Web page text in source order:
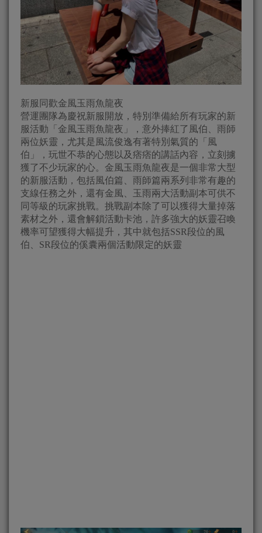
新服同歡金風玉雨魚龍夜
營運團隊為慶祝新服開放，特別準備給所有玩家的新
服活動「金風玉雨魚龍夜」，意外捧紅了風伯、雨師
兩位妖靈，尤其是風流俊逸有著特別氣質的「風
伯」，玩世不恭的心態以及痞痞的講話內容，立刻擄
獲了不少玩家的心。金風玉雨魚龍夜是一個非常大型
的新服活動，包括風伯篇、雨師篇兩系列非常有趣的
支線任務之外，還有金風、玉雨兩大活動副本可供不
同等級的玩家挑戰。挑戰副本除了可以獲得大量掉落
素材之外，還會解鎖活動卡池，許多強大的妖靈召喚
機率可望獲得大幅提升，其中就包括SSR段位的風
伯、SR段位的傒囊兩個活動限定的妖靈